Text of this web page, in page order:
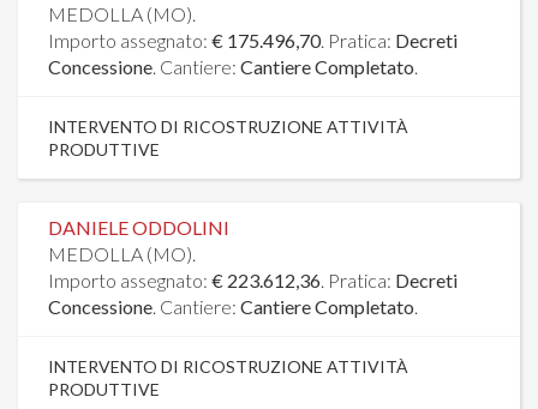
MEDOLLA (MO).
Importo assegnato: € 175.496,70. Pratica: Decreti
Concessione. Cantiere: Cantiere Completato.
INTERVENTO DI RICOSTRUZIONE ATTIVITÀ
PRODUTTIVE
DANIELE ODDOLINI
MEDOLLA (MO).
Importo assegnato: € 223.612,36. Pratica: Decreti
Concessione. Cantiere: Cantiere Completato.
INTERVENTO DI RICOSTRUZIONE ATTIVITÀ
PRODUTTIVE